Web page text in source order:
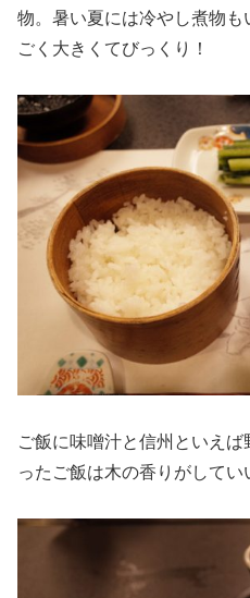
物。暑い夏には冷やし煮物
ごく大きくてびっくり！
ご飯に味噌汁と信州といえ
ったご飯は木の香りがしてい